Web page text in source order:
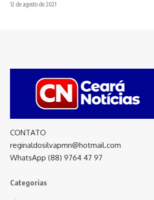
12 de agosto de 2021
CONTATO
reginaldosilvapmn@hotmail.com
WhatsApp (88) 9764 47 97
Categorias